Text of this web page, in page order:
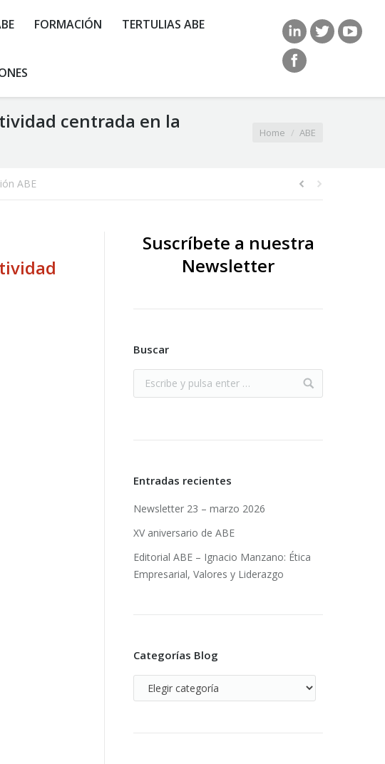
FORMACIÓN TERTULIAS ABE
centrada en la
You are here:
Home ABE
ABE
Suscríbete a nuestra
Newsletter
Buscar
Entradas recientes
Newsletter 23 – marzo 2026
XV aniversario de ABE
Editorial ABE – Ignacio Manzano: Ética
Empresarial, Valores y Liderazgo
Categorías Blog
Categorías
Blog